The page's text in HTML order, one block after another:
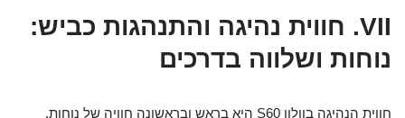
VII. חווית נהיגה והתנהגות כביש:
נוחות ושלווה בדרכים
חווית הנהיגה בוולוו S60 היא בראש ובראשונה חוויה של נוחות,